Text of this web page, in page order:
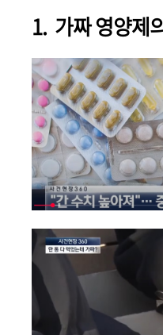
1. 가짜 영양제